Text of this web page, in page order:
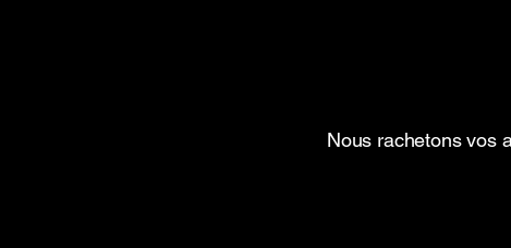
Nous rachetons vos